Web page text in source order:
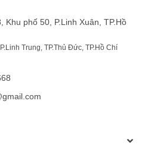
Khu phố 50, P.Linh Xuân, TP.Hồ
Trung, TP.Thủ Đức, TP.Hồ Chí